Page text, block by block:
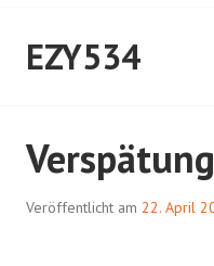
EZY534
Veröffentlicht am 22. April